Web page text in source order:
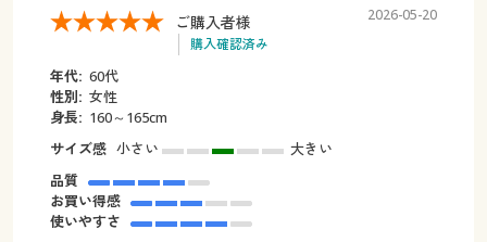
ご購入者様
購入確認済み
2026-05-20
年代: 60代
性別: 女性
身長: 160～165cm
サイズ感 小さい
大きい
品質
お買い得感
使いやすさ